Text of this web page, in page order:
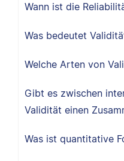
Wann ist die
Was bedeutet
Welche Arten von
Gibt es zwischen
Validität einen
Was ist quantitative